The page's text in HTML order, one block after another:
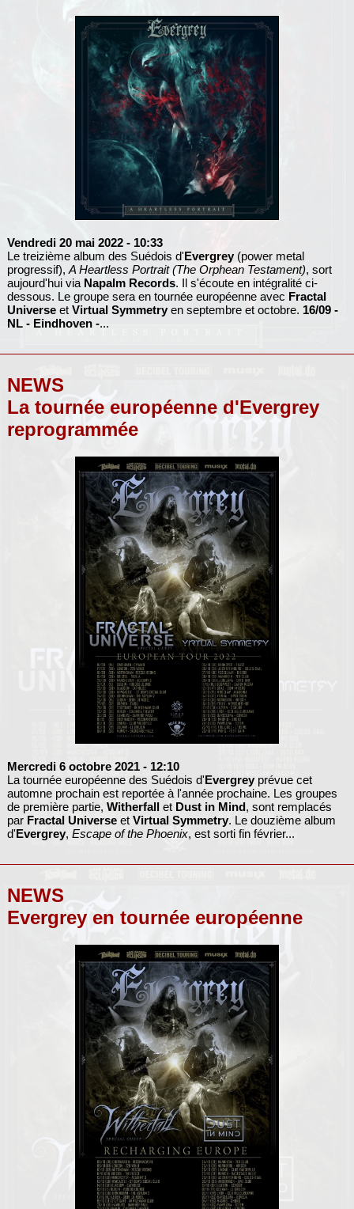
Vendredi 20 mai 2022 - 10:33
Le treizième album des Suédois d'Evergrey(power metal
progressif), A Heartless Portrait (The Orphean Testament), sort
aujourd'hui via Napalm Records. Il s'écoute en intégralité ci-
dessous. Le groupe sera en tournée européenne avec Fractal
Universeet Virtual Symmetryen septembre et octobre. 16/09 -
NL - Eindhoven -...
NEWS
La tournée européenne d'Evergrey
reprogrammée
Mercredi 6 octobre 2021 - 12:10
La tournée européenne des Suédois d'Evergreyprévue cet
automne prochain est reportée à l'année prochaine. Les groupes
de première partie, Witherfallet Dust in Mind, sont remplacés
par Fractal Universeet Virtual Symmetry. Le douzième album
d'Evergrey, Escape of the Phoenix, est sorti fin février...
NEWS
Evergrey en tournée européenne